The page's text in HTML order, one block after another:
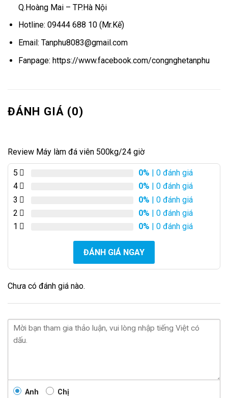
Q.Hoàng Mai – TP.Hà Nội
Hotline: 09444 688 10 (Mr.Kế)
Email: Tanphu8083@gmail.com
Fanpage: https://www.facebook.com/congnghetanphu
ĐÁNH GIÁ (0)
Review Máy làm đá viên 500kg/24 giờ
5 0% | 0 đánh giá
4
0% | 0 đánh giá
3
0% | 0 đánh giá
2
0% | 0 đánh giá
1
0% | 0 đánh giá
ĐÁNH GIÁ NGAY
Chưa có đánh giá nào.
Anh Chị